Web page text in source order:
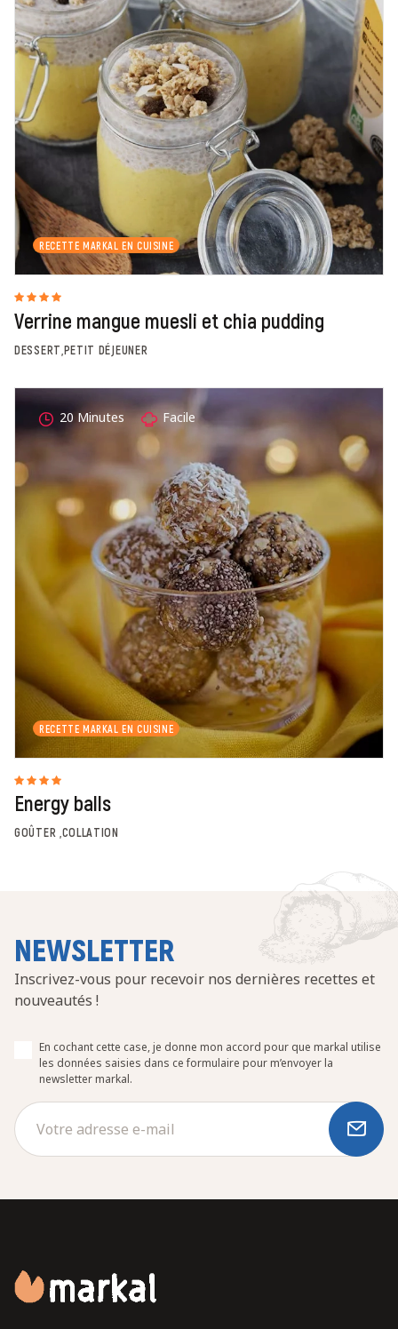
RECETTE MARKAL EN CUISINE
Verrine mangue muesli et chia pudding
DESSERT,PETIT DÉJEUNER
RECETTE MARKAL EN CUISINE
Energy balls
GOÛTER ,COLLATION
20 Minutes Facile
NEWSLETTER
Inscrivez-vous pour recevoir nos dernières recettes et
nouveautés !
En cochant cette case, je donne mon accord pour que markal utilise
les données saisies dans ce formulaire pour m’envoyer la
newsletter markal.